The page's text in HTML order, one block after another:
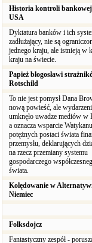
Historia kontroli
USA
Dyktatura banków i ich
zadłużający, nie są
jednego kraju, ale istnieją w
kraju na świecie.
Papież błogosławi
Rotschild
To nie jest pomysł Dana
nową powieść, ale
umknęło uwadze mediów w
a oznacza wsparcie
potężnych postaci świata
przemysłu, deklarujących
na rzecz przemiany systemu
gospodarczego
świata.
Kolędowanie w
Niemiec
Folksdojcz
Fantastyczny zespół -